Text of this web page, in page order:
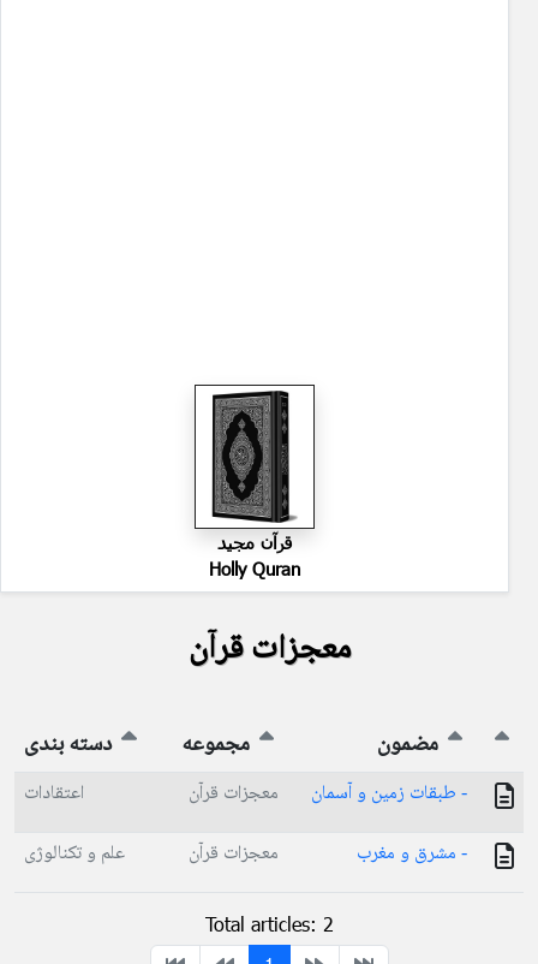
قرآن مجید
Holly Quran
معجزات قرآن
مضمون مجموعه دسته بندی
- طبقات زمین و آسمان معجزات قرآن
اعتقادات
- مشرق و مغرب
معجزات قرآن علم و تکنالوژی
Total articles: 2